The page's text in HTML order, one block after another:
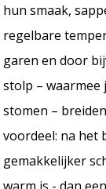
hun smaak,
regelbare
garen en door
stolp –
stomen –
voordeel: na het
gemakkelijker